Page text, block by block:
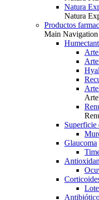
Natura
Natura
Productos
Main Navigation
Superficie
Glaucoma